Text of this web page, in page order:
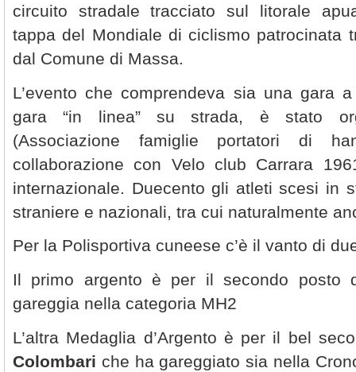
circuito stradale tracciato sul litorale
tappa del Mondiale di ciclismo patrocinata
dal Comune di Massa.
L’evento che comprendeva sia una gara
gara “in linea” su strada, è stato
(Associazione famiglie portatori di
collaborazione con Velo club Carrara
internazionale. Duecento gli atleti scesi in
straniere e nazionali, tra cui naturalmente
Per la Polisportiva cuneese c’è il vanto di
Il primo argento è per il secondo
gareggia nella categoria MH2
L’altra Medaglia d’Argento è per il bel
Colombari che ha gareggiato sia nella